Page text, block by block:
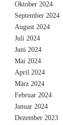
Oktober 2024
September 2024
August 2024
Juli 2024
Juni 2024
Mai 2024
April 2024
März 2024
Februar 2024
Januar 2024
Dezember 2023